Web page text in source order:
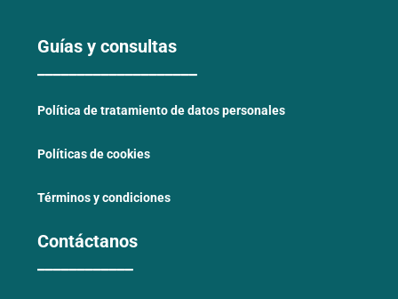
Guías y consultas
Política de tratamiento de datos personales
Políticas de cookies
Términos y condiciones
Contáctanos